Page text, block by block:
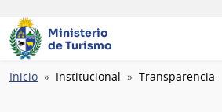
Ministerio
de Turismo
Ruta
Inicio Institucional Transparencia